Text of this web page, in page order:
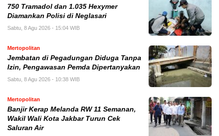
750 Tramadol dan 1.035 Hexymer
Diamankan Polisi di Neglasari
Sabtu, 8 Agu 2026 - 15:04 WIB
Mertopolitan
Jembatan di Pegadungan Diduga Tanpa
Izin, Pengawasan Pemda Dipertanyakan
Sabtu, 8 Agu 2026 - 10:38 WIB
Mertopolitan
Banjir Kerap Melanda RW 11 Semanan,
Wakil Wali Kota Jakbar Turun Cek
Saluran Air